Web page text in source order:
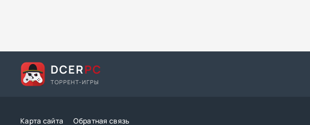
DCERPC
ТОРРЕНТ-ИГРЫ
Карта сайта Обратная связь